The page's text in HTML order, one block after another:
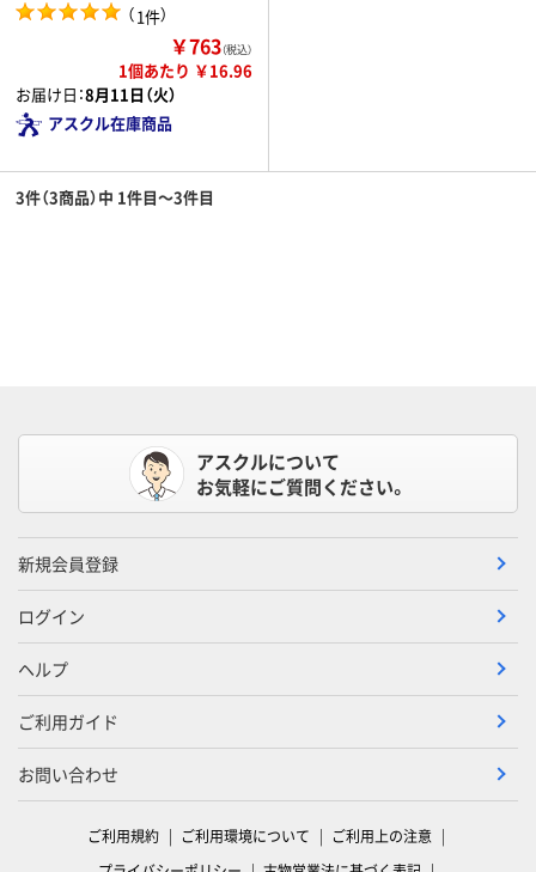
（1件）
￥763（税込）
1個あたり ￥16.96
お届け日：8月11日（火）
アスクル在庫商品
3件（3商品）中 1件目～3件目
アスクルについて
お気軽にご質問ください。
新規会員登録
ログイン
ヘルプ
ご利用ガイド
お問い合わせ
ご利用規約 ご利用環境について
ご利用上の注意